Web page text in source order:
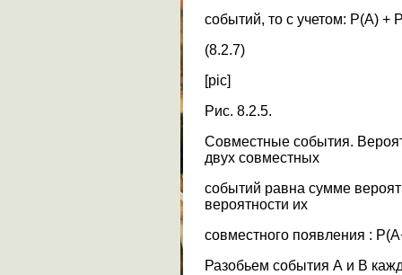
событий, то с учетом: P(A) +
(8.2.7)
[pic]
Рис. 8.2.5.
Совместные события.
двух совместных
событий равна сумме
вероятности их
совместного появления :
Разобьем события А и В